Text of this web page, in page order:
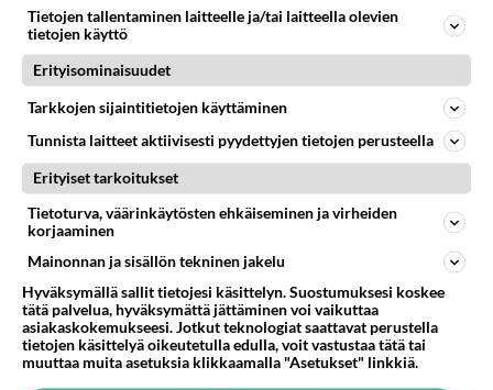
Takaisin ylös
LUETUIMMAT KESKUSTELUT
PÄIVÄ VIIKKO KUUKAUSI
Martinan bisneksillä ei mene hyvin
314
05.08.2026 07:23
Kotimaiset julkkisjuorut
1169
Mitä töitä kaivattusi on tehnyt?
😅
Tietojen tallentaminen laitteelle ja/tai laitteella olevien
tietojen käyttö
Erityisominaisuudet
Tarkkojen sijaintitietojen käyttäminen
Tunnista laitteet aktiivisesti pyydettyjen tietojen perusteella
Erityiset tarkoitukset
Tietoturva, väärinkäytösten ehkäiseminen ja virheiden
korjaaminen
Mainonnan ja sisällön tekninen jakelu
Hyväksymällä sallit tietojesi käsittelyn. Suostumuksesi koskee
tätä palvelua, hyväksymättä jättäminen voi vaikuttaa
asiakaskokemukseesi. Jotkut teknologiat saattavat perustella
tietojen käsittelyä oikeutetulla edulla, voit vastustaa tätä tai
muuttaa muita asetuksia klikkaamalla "Asetukset" linkkiä.